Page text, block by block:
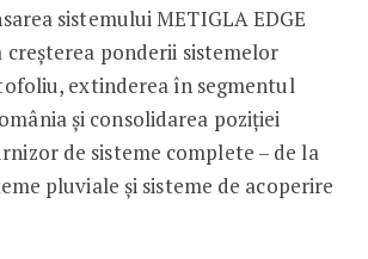
sistemului METIGLA EDGE
ponderii sistemelor
extinderea în segmentul
și consolidarea poziției
de sisteme complete – de la
pluviale și sisteme de acoperire